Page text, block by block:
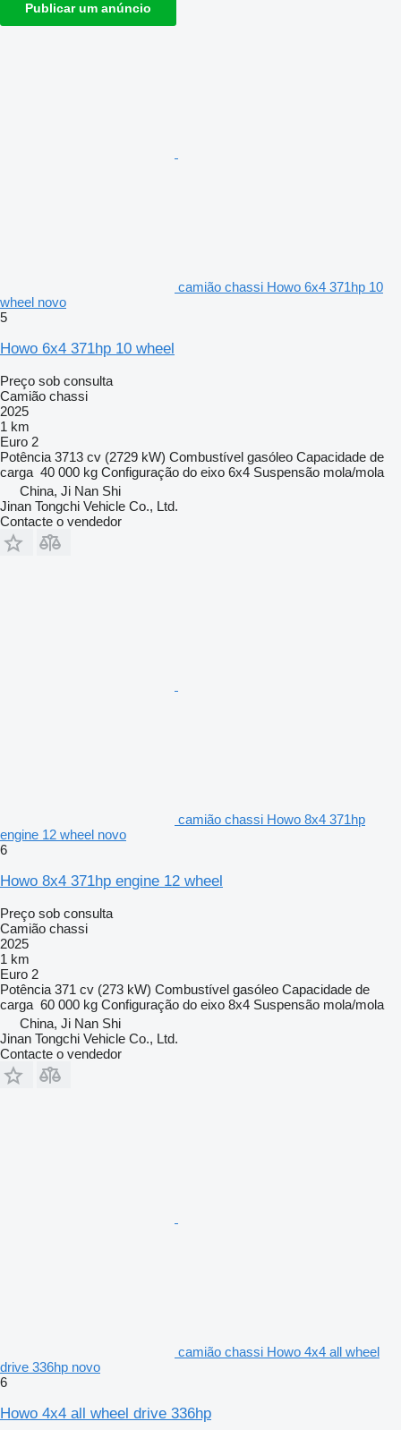
Publicar um anúncio
camião chassi Howo 6x4 371hp 10
wheel novo
5
Howo 6x4 371hp 10 wheel
Preço sob consulta
Camião chassi
2025
1 km
Euro 2
Potência 3713 cv (2729 kW) Combustível gasóleo Capacidade de
carga 40 000 kg Configuração do eixo 6x4 Suspensão mola/mola
China, Ji Nan Shi
Jinan Tongchi Vehicle Co., Ltd.
Contacte o vendedor
camião chassi Howo 8x4 371hp
engine 12 wheel novo
6
Howo 8x4 371hp engine 12 wheel
Preço sob consulta
Camião chassi
2025
1 km
Euro 2
Potência 371 cv (273 kW) Combustível gasóleo Capacidade de
carga 60 000 kg Configuração do eixo 8x4 Suspensão mola/mola
China, Ji Nan Shi
Jinan Tongchi Vehicle Co., Ltd.
Contacte o vendedor
camião chassi Howo 4x4 all wheel
drive 336hp novo
6
Howo 4x4 all wheel drive 336hp